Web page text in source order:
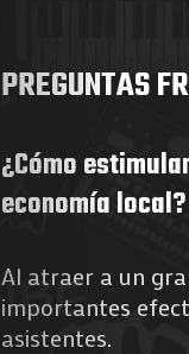
PREGUNTAS
¿Cómo
economía local?
Al atraer a un
importantes
asistentes.